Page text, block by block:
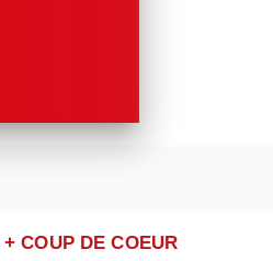
COUP DE COEUR